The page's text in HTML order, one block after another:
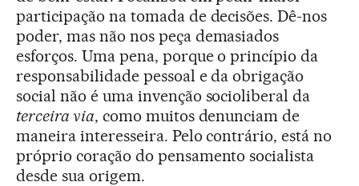
participação na tomada de decisões. Dê-nos
poder, mas não nos peça demasiados
esforços. Uma pena, porque o princípio da
responsabilidade pessoal e da obrigação
social não é uma invenção socioliberal da
terceira via, como muitos denunciam de
maneira interesseira. Pelo contrário, está no
próprio coração do pensamento socialista
desde sua origem.